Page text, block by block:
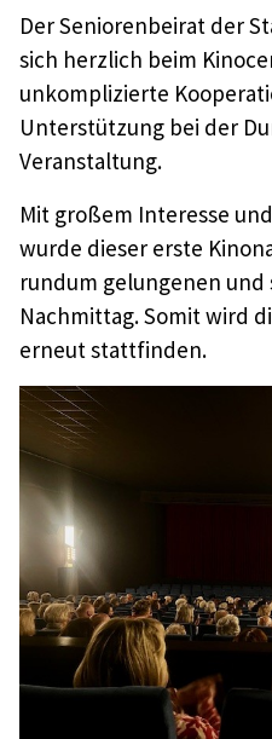
Der Seniorenbeirat der
sich herzlich beim
unkomplizierte
Unterstützung bei der
Veranstaltung.
Mit großem Interesse
wurde dieser erste
rundum gelungenen
Nachmittag. Somit wird
erneut stattfinden.